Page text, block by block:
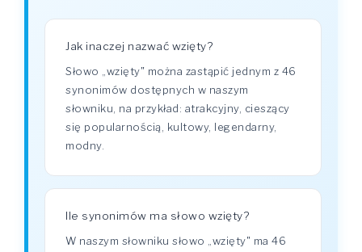
Jak inaczej nazwać wzięty?
Słowo „wzięty" można zastąpić jednym z 46
synonimów dostępnych w naszym
słowniku, na przykład: atrakcyjny, cieszący
się popularnością, kultowy, legendarny,
modny.
Ile synonimów ma słowo wzięty?
W naszym słowniku słowo „wzięty" ma 46